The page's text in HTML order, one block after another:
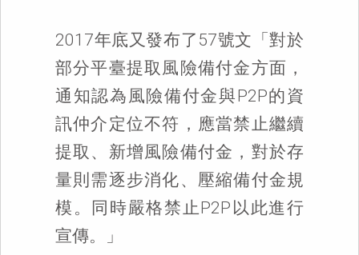
2017年底又發布了57號文「對於
部分平臺提取風險備付金方面，
通知認為風險備付金與P2P的資
訊仲介定位不符，應當禁止繼續
提取、新增風險備付金，對於存
量則需逐步消化、壓縮備付金規
模。同時嚴格禁止P2P以此進行
宣傳。」